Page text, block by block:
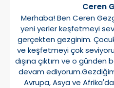
Ceren
Merhaba! Ben Ceren
yeni yerler keşfetmeyi
gerçekten gezginim.
ve keşfetmeyi çok
dışına çıktım ve o günden
devam
Avrupa, Asya ve